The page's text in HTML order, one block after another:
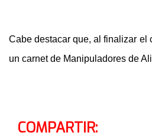
Cabe destacar que, al finalizar el
un carnet de Manipuladores de
COMPARTIR: